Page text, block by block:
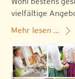
vielfältige
Mehr lesen ...